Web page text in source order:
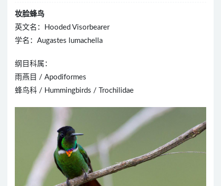
妆脸蜂鸟
英文名：Hooded Visorbearer
学名：Augastes lumachella
纲目科属：
雨燕目 / Apodiformes
蜂鸟科 / Hummingbirds / Trochilidae